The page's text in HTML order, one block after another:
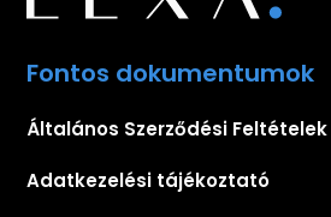
Fontos dokumentumok
Általános Szerződési Feltételek
Adatkezelési tájékoztató